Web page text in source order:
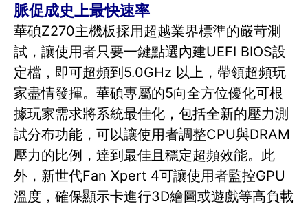
脈促成史上最快速率
華碩Z270主機板採用超越業界標準的嚴苛測
試，讓使用者只要一鍵點選內建UEFI BIOS設
定檔，即可超頻到5.0GHz 以上，帶領超頻玩
家盡情發揮。華碩專屬的5向全方位優化可根
據玩家需求將系統最佳化，包括全新的壓力測
試分布功能，可以讓使用者調整CPU與DRAM
壓力的比例，達到最佳且穩定超頻效能。此
外，新世代Fan Xpert 4可讓使用者監控GPU
溫度，確保顯示卡進行3D繪圖或遊戲等高負載